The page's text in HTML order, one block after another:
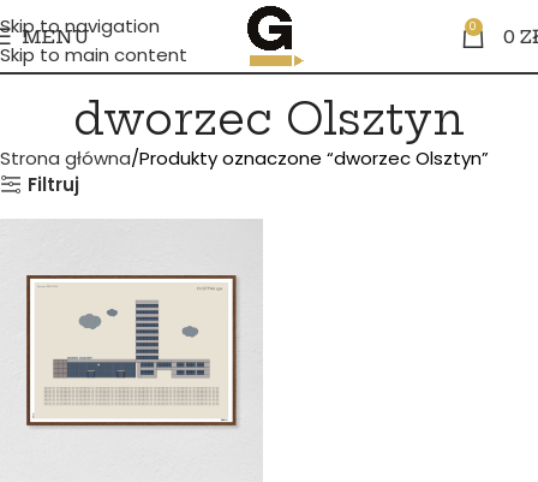
Skip to navigation
Skip to main content
MENU 0 0
dworzec Olsztyn
Strona główna Produkty oznaczone “dworzec Olsztyn”
Filtruj